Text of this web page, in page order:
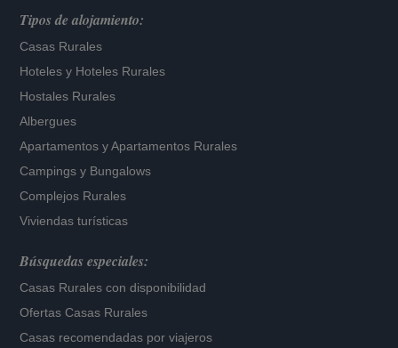
Tipos de alojamiento:
Casas Rurales
Hoteles y Hoteles Rurales
Hostales Rurales
Albergues
Apartamentos yApartamentos Rurales
Campings y Bungalows
Complejos Rurales
Viviendas turísticas
Búsquedas especiales:
Casas Rurales con disponibilidad
Ofertas Casas Rurales
Casas recomendadas por viajeros